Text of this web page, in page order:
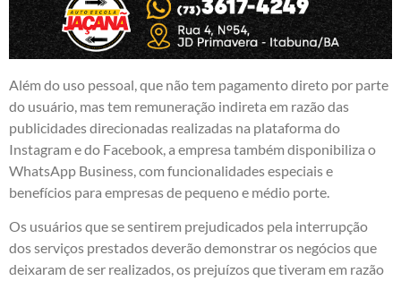
Além do uso pessoal, que não tem pagamento direto por parte
do usuário, mas tem remuneração indireta em razão das
publicidades direcionadas realizadas na plataforma do
Instagram e do Facebook, a empresa também disponibiliza o
WhatsApp Business, com funcionalidades especiais e
benefícios para empresas de pequeno e médio porte.
Os usuários que se sentirem prejudicados pela interrupção
dos serviços prestados deverão demonstrar os negócios que
deixaram de ser realizados, os prejuízos que tiveram em razão